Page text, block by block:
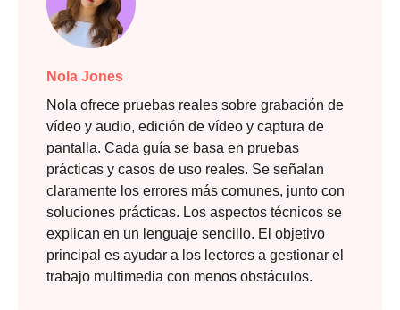
Nola Jones
Nola ofrece pruebas reales sobre grabación de
vídeo y audio, edición de vídeo y captura de
pantalla. Cada guía se basa en pruebas
prácticas y casos de uso reales. Se señalan
claramente los errores más comunes, junto con
soluciones prácticas. Los aspectos técnicos se
explican en un lenguaje sencillo. El objetivo
principal es ayudar a los lectores a gestionar el
trabajo multimedia con menos obstáculos.